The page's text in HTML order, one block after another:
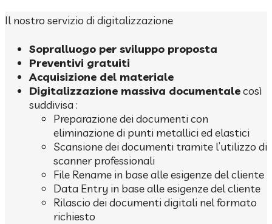
Il nostro servizio di digitalizzazione
Sopralluogo per sviluppo proposta
Preventivi gratuiti
Acquisizione del materiale
Digitalizzazione massiva documentalecosì
suddivisa :
Preparazione dei documenti con
eliminazione di punti metallici ed elastici
Scansione dei documenti tramite l’utilizzo di
scanner professionali
File Rename in base alle esigenze del cliente
Data Entry in base alle esigenze del cliente
Rilascio dei documenti digitali nel formato
richiesto